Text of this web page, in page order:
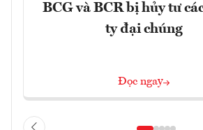
BCG và BCR bị hủy tư
ty đại chúng
Đọc ngay